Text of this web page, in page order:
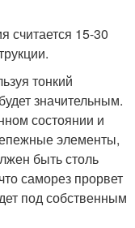
считается 15-30
тонкий
значительным.
состоянии и
элементы,
быть столь
саморез прорвет
под собственным